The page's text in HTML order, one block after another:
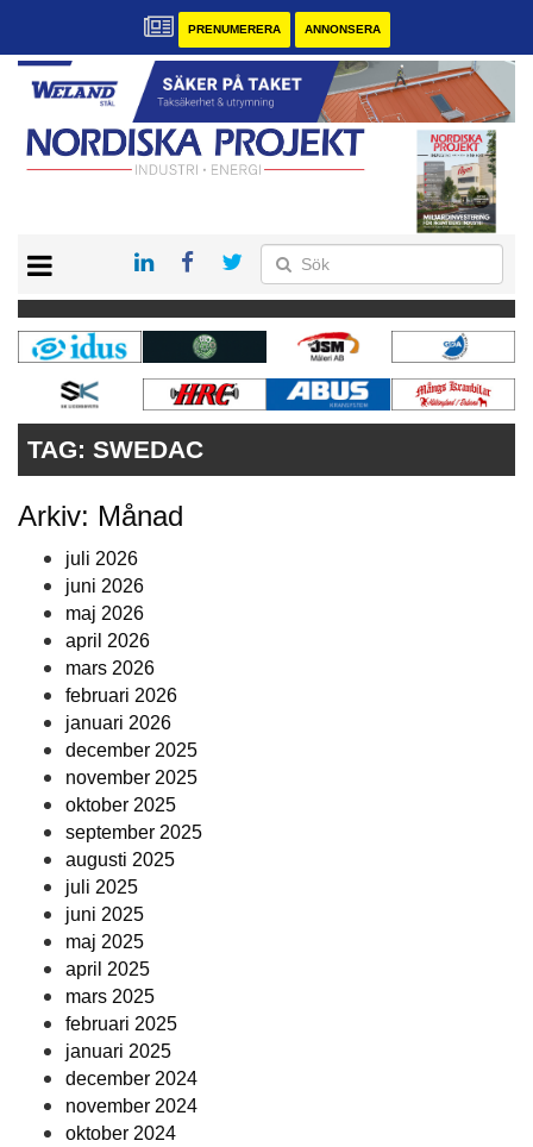
PRENUMERERA ANNONSERA
KONTAKT
VÅRA ANDRA MAGASIN
PRENUMERERA
ANNONSERA
TAG: SWEDAC
Arkiv: Månad
juli 2026
juni 2026
maj 2026
april 2026
mars 2026
februari 2026
januari 2026
december 2025
november 2025
oktober 2025
september 2025
augusti 2025
juli 2025
juni 2025
maj 2025
april 2025
mars 2025
februari 2025
januari 2025
december 2024
november 2024
oktober 2024